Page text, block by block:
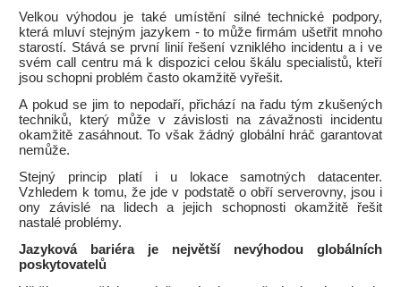
Velkou výhodou je také umístění silné technické podpory,
která mluví stejným jazykem - to může firmám ušetřit mnoho
starostí. Stává se první linií řešení vzniklého incidentu a i ve
svém call centru má k dispozici celou škálu specialistů, kteří
jsou schopni problém často okamžitě vyřešit.
A pokud se jim to nepodaří, přichází na řadu tým zkušených
techniků, který může v závislosti na závažnosti incidentu
okamžitě zasáhnout. To však žádný globální hráč garantovat
nemůže.
Stejný princip platí i u lokace samotných datacenter.
Vzhledem k tomu, že jde v podstatě o obří serverovny, jsou i
ony závislé na lidech a jejich schopnosti okamžitě řešit
nastalé problémy.
Jazyková bariéra je největší nevýhodou globálních
poskytovatelů